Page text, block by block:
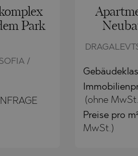
PRIMORSKO
RAVNO POLE
TSAREVO
VLADAYA
PANCHAREVO
POMORIE
SHKORPILOVTSI
TOPOLA
TSAR SIMEONOVO
Park
/
(ohne
Preise pro
MwSt.)